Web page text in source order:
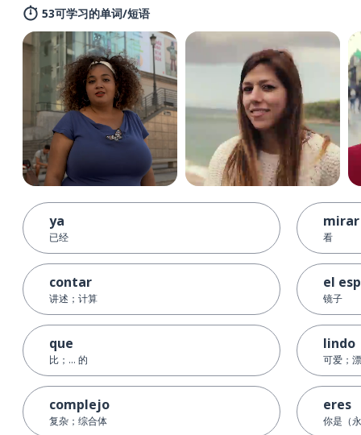
53可学习的单词/短语
ya
已经
contar
讲述；计算
que
比；... 的
complejo
复杂；综合体
mirar
看
el
镜子
lindo
可爱；
eres
你是（